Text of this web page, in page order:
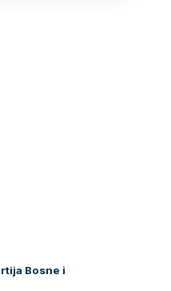
Bosne i